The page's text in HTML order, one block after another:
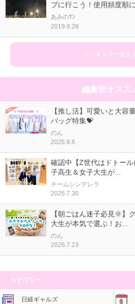
ブに行こう！使用頻度順
あみのｻﾝ
2019.9.28
ランキング一覧を
編集部オスス
【推し活】可愛いと大容
バッグ特集💝
のん
2026.8.6
確認中【Z世代はドトー
子高生＆女子大生が...
チームシンデレラ
2026.7.30
【朝ごはん迷子必見🌞】
大生が本気で選ぶ！お...
のん
2026.7.23
カテゴリー
日経ギャルズ